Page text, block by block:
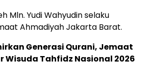
Mln. Yudi Wahyudin selaku
Ahmadiyah Jakarta Barat.
Generasi Qurani, Jemaat
Wisuda Tahfidz Nasional 2026